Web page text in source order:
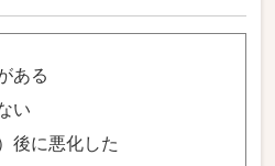
ある
い
後に悪化した